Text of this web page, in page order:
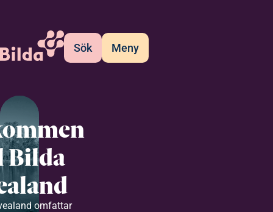
Sök Meny
Bilda
omfattar